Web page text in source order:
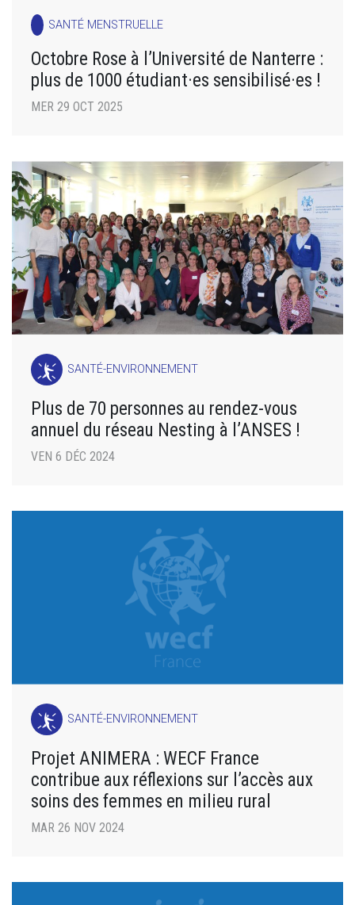
SANTÉ MENSTRUELLE
Octobre Rose à l’Université de Nanterre :
plus de 1000 étudiant·es sensibilisé·es !
MER 29 OCT 2025
SANTÉ-ENVIRONNEMENT
Plus de 70 personnes au rendez-vous
annuel du réseau Nesting à l’ANSES !
VEN 6 DÉC 2024
SANTÉ-ENVIRONNEMENT
Projet ANIMERA : WECF France
contribue aux réflexions sur l’accès aux
soins des femmes en milieu rural
MAR 26 NOV 2024